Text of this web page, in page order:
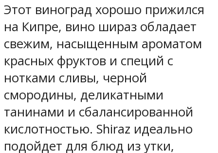
Этот виноград хорошо прижился
на Кипре, вино шираз обладает
свежим, насыщенным ароматом
красных фруктов и специй с
нотками сливы, черной
смородины, деликатными
танинами и сбалансированной
кислотностью. Shiraz идеально
подойдет для блюд из утки,